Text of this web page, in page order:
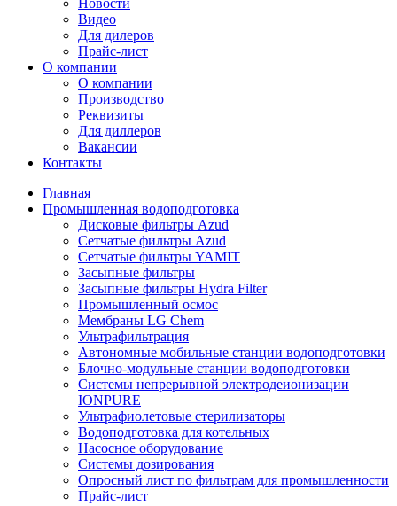
Новости
Видео
Для дилеров
Прайс-лист
О компании
О компании
Производство
Реквизиты
Для диллеров
Вакансии
Контакты
Главная
Промышленная водоподготовка
Дисковые фильтры Azud
Сетчатые фильтры Azud
Сетчатые фильтры YAMIT
Засыпные фильтры
Засыпные фильтры Hydra Filter
Промышленный осмос
Мембраны LG Chem
Ультрафильтрация
Автономные мобильные станции водоподготовки
Блочно-модульные станции водоподготовки
Системы непрерывной электродеионизации
IONPURE
Ультрафиолетовые стерилизаторы
Водоподготовка для котельных
Насосное оборудование
Системы дозирования
Опросный лист по фильтрам для промышленности
Прайс-лист